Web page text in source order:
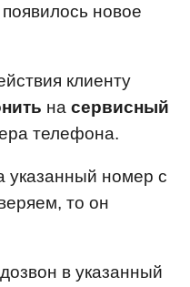
новое
клиенту
на сервисный
телефона.
указанный номер с
то он
в указанный